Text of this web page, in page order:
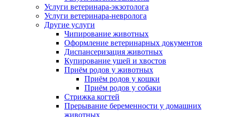
Услуги ветеринара-экзотолога
Услуги ветеринара-невролога
Другие услуги
Чипирование животных
Оформление ветеринарных документов
Диспансеризация животных
Купирование ушей и хвостов
Приём родов у животных
Приём родов у кошки
Приём родов у собаки
Стрижка когтей
Прерывание беременности у домашних
животных